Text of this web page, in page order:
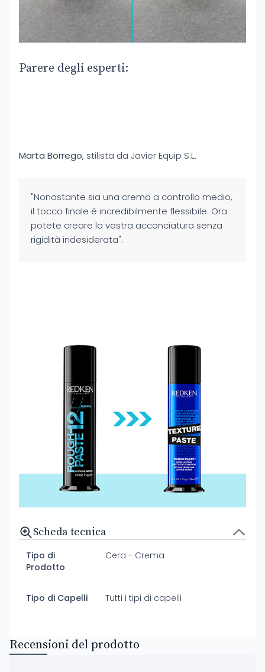
Parere degli esperti:
Marta Borrego, stilista da Javier Equip S.L.
"Nonostante sia una crema a controllo medio,
il tocco finale è incredibilmente flessibile. Ora
potete creare la vostra acconciatura senza
rigidità indesiderata".
Scheda tecnica
Tipo di
Prodotto
Cera - Crema
Tipo di Capelli Tutti i tipi di capelli
Recensioni del prodotto